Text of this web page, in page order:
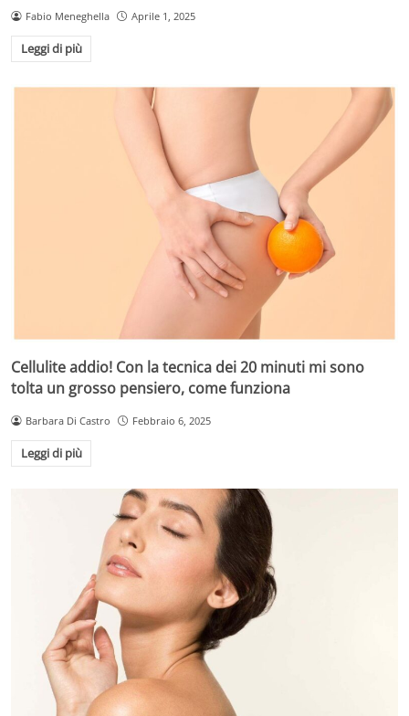
Fabio Meneghella Aprile 1, 2025
Leggi di più
Cellulite addio! Con la tecnica dei 20 minuti mi sono
tolta un grosso pensiero, come funziona
Barbara Di Castro Febbraio 6, 2025
Leggi di più